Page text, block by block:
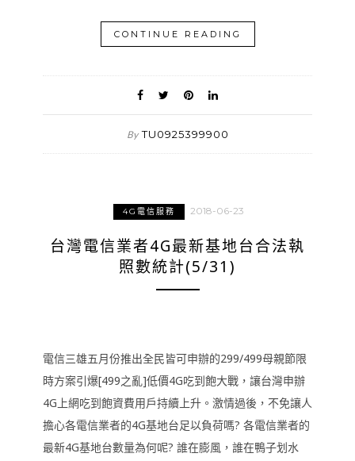
CONTINUE READING
By TU0925399900
4G電信服務 2018-06-23
台灣電信業者4G最新基地台合法執
照數統計(5/31)
電信三雄五月份推出全民皆可申辦的299/499母親節限
時方案引爆[499之亂]低價4G吃到飽大戰，讓台灣申辦
4G上網吃到飽資費用戶持續上升。激情過後，不免讓人
擔心各電信業者的4G基地台足以負荷嗎? 各電信業者的
最新4G基地台數量為何呢? 誰在膨風，誰在鴨子划水